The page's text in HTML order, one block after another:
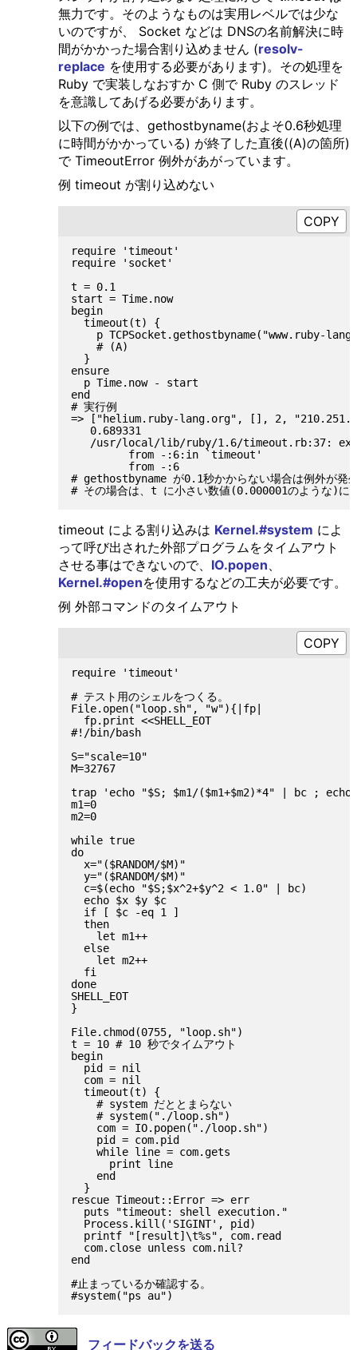
無力です。そのようなものは実用レベルでは少な
いのですが、 Socket などは DNSの名前解決に時
間がかかった場合割り込めません (resolv-
replace を使用する必要があります)。その処理を
Ruby で実装しなおすか C 側で Ruby のスレッド
を意識してあげる必要があります。
以下の例では、gethostbyname(およそ0.6秒処理
に時間がかかっている) が終了した直後((A)の箇所)
で TimeoutError 例外があがっています。
例 timeout が割り込めない
require 'timeout'
require 'socket'
t = 0.1
start = Time.now
begin
  timeout(t) {
p TCPSocket.gethostbyname("www.ruby-
    # (A)
  }
ensure
  p Time.now - start
end
# 実行例
=> ["helium.ruby-lang.org", [], 2,
   0.689331
/usr/local/lib/ruby/1.6/timeout.rb:37:
         from -:6:in `timeout'
         from -:6
# gethostbyname が0.1秒かからない場合は例外が発
timeout による割り込みは Kernel.#system によ
って呼び出された外部プログラムをタイムアウト
させる事はできないので、 IO.popen、
Kernel.#openを使用するなどの工夫が必要です。
例 外部コマンドのタイムアウト
require 'timeout'
# テスト用のシェルをつくる。
File.open("loop.sh", "w"){|fp|
  fp.print <<SHELL_EOT
#!/bin/bash
S="scale=10"
M=32767
trap 'echo "$S; $m1/($m1+$m2)*4" | bc ;
m1=0
m2=0
while true
do
  x="($RANDOM/$M)"
  y="($RANDOM/$M)"
  c=$(echo "$S;$x^2+$y^2 < 1.0" | bc)
  echo $x $y $c
  if [ $c -eq 1 ]
  then
    let m1++
  else
    let m2++
  fi
done
SHELL_EOT
}
File.chmod(0755, "loop.sh")
t = 10 # 10 秒でタイムアウト
begin
  pid = nil
  com = nil
  timeout(t) {
    # system だととまらない
    # system("./loop.sh")
    com = IO.popen("./loop.sh")
    pid = com.pid
    while line = com.gets
      print line
    end
  }
rescue Timeout::Error => err
  puts "timeout: shell execution."
  Process.kill('SIGINT', pid)
  printf "[result]\t%s", com.read
  com.close unless com.nil?
end
#止まっているか確認する。
フィードバックを送る